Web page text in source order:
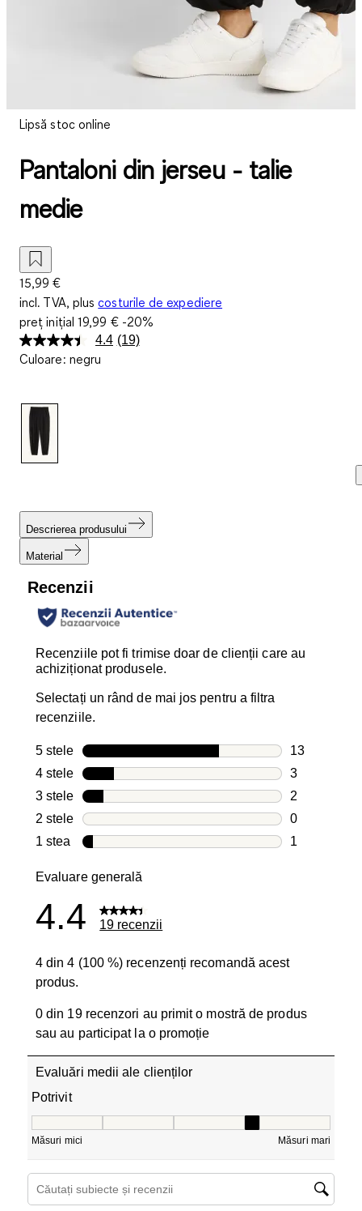
Lipsă stoc online
Pantaloni din jerseu - talie
medie
15,99 €
incl. TVA, plus costurile de expediere
preț inițial19,99 €-20%
4.4 Citiți
(19)
Culoare: negru
Descrierea produsului
Material
Recenzii
Recenziile pot fi trimise doar de clienții care au
achiziționat produsele.
Selectați un rând de mai jos pentru a filtra
recenziile.
5 stele stele
13
13 recenzii
4 stele stele
3
3 recenzii
3 stele stele
2
2 recenzii
2 stele stele
0
0 recenzii
1 stea stele
1
Evaluare generală
4.4 19 recenzii
4 din 4 (100 %) recenzenți recomandă acest
produs.
0 din 19 recenzori au primit o mostră de produs
sau au participat la o promoție
Evaluări medii ale clienților
Potrivit
Măsuri mici Măsuri mari
Căutați subiecte și recenzii căutați regiunea